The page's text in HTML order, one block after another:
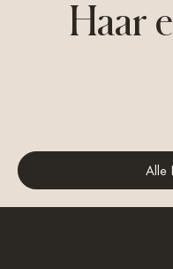
Haar
Alle